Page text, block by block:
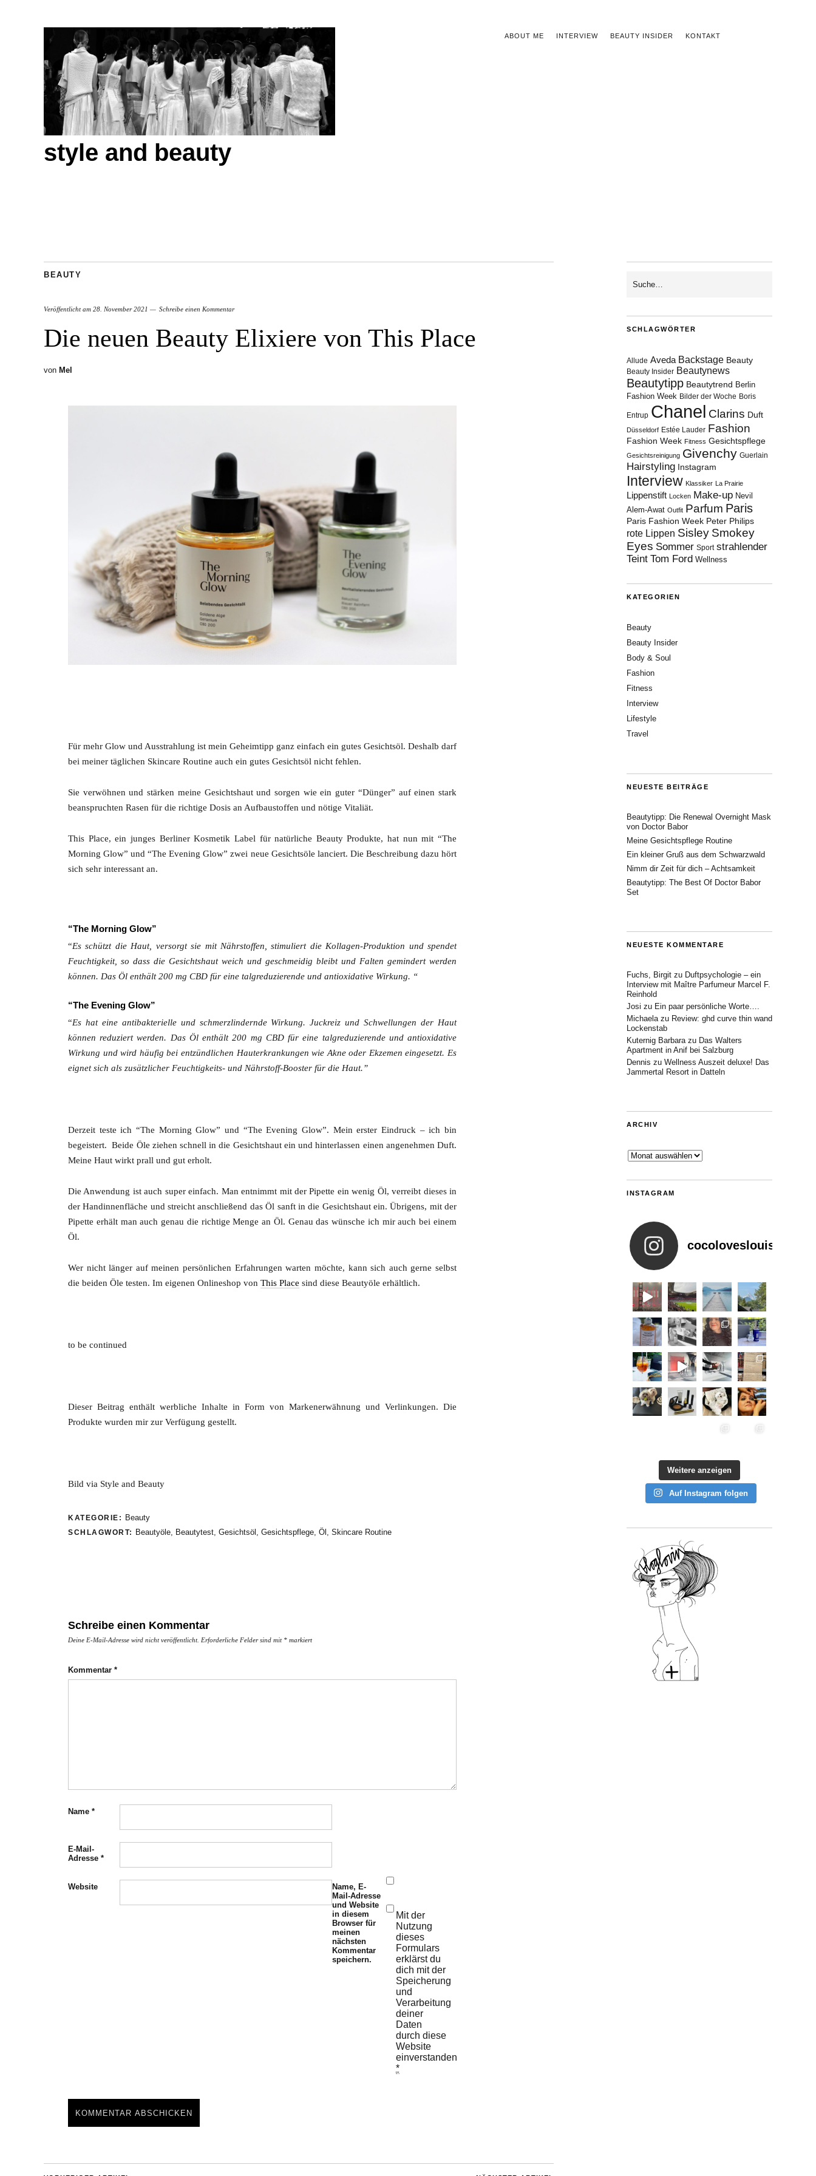
ABOUT ME INTERVIEW BEAUTY INSIDER KONTAKT
style and beauty
BEAUTY
Veröffentlicht am 28. November 2021 Schreibe einen Kommentar
Die neuen Beauty Elixiere von This Place
von Mel
Für mehr Glow und Ausstrahlung ist mein Geheimtipp ganz einfach ein gutes Gesichtsöl. Deshalb darf
bei meiner täglichen Skincare Routine auch ein gutes Gesichtsöl nicht fehlen.
Sie verwöhnen und stärken meine Gesichtshaut und sorgen wie ein guter “Dünger” auf einen stark
beanspruchten Rasen für die richtige Dosis an Aufbaustoffen und nötige Vitaliät.
This Place, ein junges Berliner Kosmetik Label für natürliche Beauty Produkte, hat nun mit “The
Morning Glow” und “The Evening Glow” zwei neue Gesichtsöle lanciert. Die Beschreibung dazu hört
sich sehr interessant an.
“The Morning Glow”
“Es schützt die Haut, versorgt sie mit Nährstoffen, stimuliert die Kollagen-Produktion und spendet
Feuchtigkeit, so dass die Gesichtshaut weich und geschmeidig bleibt und Falten gemindert werden
können. Das Öl enthält 200 mg CBD für eine talgreduzierende und antioxidative Wirkung. “
“The Evening Glow”
“Es hat eine antibakterielle und schmerzlindernde Wirkung. Juckreiz und Schwellungen der Haut
können reduziert werden. Das Öl enthält 200 mg CBD für eine talgreduzierende und antioxidative
Wirkung und wird häufig bei entzündlichen Hauterkrankungen wie Akne oder Ekzemen eingesetzt. Es
eignet sich als zusätzlicher Feuchtigkeits- und Nährstoff-Booster für die Haut.”
Derzeit teste ich “The Morning Glow” und “The Evening Glow”. Mein erster Eindruck – ich bin
begeistert. Beide Öle ziehen schnell in die Gesichtshaut ein und hinterlassen einen angenehmen Duft.
Meine Haut wirkt prall und gut erholt.
Die Anwendung ist auch super einfach. Man entnimmt mit der Pipette ein wenig Öl, verreibt dieses in
der Handinnenfläche und streicht anschließend das Öl sanft in die Gesichtshaut ein. Übrigens, mit der
Pipette erhält man auch genau die richtige Menge an Öl. Genau das wünsche ich mir auch bei einem
Öl.
Wer nicht länger auf meinen persönlichen Erfahrungen warten möchte, kann sich auch gerne selbst
die beiden Öle testen. Im eigenen Onlineshop von This Place sind diese Beautyöle erhältlich.
to be continued
Dieser Beitrag enthält werbliche Inhalte in Form von Markenerwähnung und Verlinkungen. Die
Produkte wurden mir zur Verfügung gestellt.
Bild via Style and Beauty
KATEGORIE: Beauty
SCHLAGWORT: Beautyöle Beautytest Gesichtsöl Gesichtspflege Öl Skincare Routine
Schreibe einen Kommentar
Deine E-Mail-Adresse wird nicht veröffentlicht. Erforderliche Felder sind mit * markiert
Kommentar *
Name *
E-Mail-
Adresse *
Website
Name, E-
Mail-Adresse
und Website
in diesem
Browser für
meinen
nächsten
Kommentar
speichern.
Mit der
Nutzung
dieses
Formulars
erklärst du
dich mit der
Speicherung
und
Verarbeitung
deiner
Daten
durch diese
Website
einverstanden.
*
SCHLAGWÖRTER
Allude Aveda Backstage Beauty
Beauty Insider Beautynews
Beautytipp Beautytrend Berlin
Fashion Week Bilder der Woche Boris
Entrup Chanel Clarins Duft
Düsseldorf Estée Lauder Fashion
Fashion Week Fitness Gesichtspflege
Gesichtsreinigung Givenchy Guerlain
Hairstyling Instagram
Interview Klassiker La Prairie
Lippenstift Locken Make-up Nevil
Alem-Awat Outfit Parfum Paris
Paris Fashion Week Peter Philips
rote Lippen Sisley Smokey
Eyes Sommer Sport strahlender
Teint Tom Ford Wellness
KATEGORIEN
Beauty
Beauty Insider
Body & Soul
Fashion
Fitness
Interview
Lifestyle
Travel
NEUESTE BEITRÄGE
Beautytipp: Die Renewal Overnight Mask
von Doctor Babor
Meine Gesichtspflege Routine
Ein kleiner Gruß aus dem Schwarzwald
Nimm dir Zeit für dich – Achtsamkeit
Beautytipp: The Best Of Doctor Babor
Set
NEUESTE KOMMENTARE
Fuchs, Birgit zu Duftpsychologie – ein
Interview mit Maître Parfumeur Marcel F.
Reinhold
Josi zu Ein paar persönliche Worte….
Michaelazu Review: ghd curve thin wand
Lockenstab
Kuternig Barbarazu Das Walters
Apartment in Anif bei Salzburg
Dennis zu Wellness Auszeit deluxe! Das
Jammertal Resort in Datteln
ARCHIV
Archiv
INSTAGRAM
cocoloveslouis
Weitere anzeigen
Auf Instagram folgen